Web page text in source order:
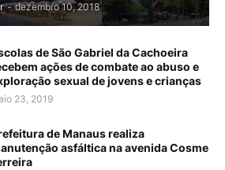
- dezembro 10, 2018
de São Gabriel da Cachoeira
ações de combate ao abuso e
sexual de jovens e crianças
23, 2019
de Manaus realiza
asfáltica na avenida Cosme